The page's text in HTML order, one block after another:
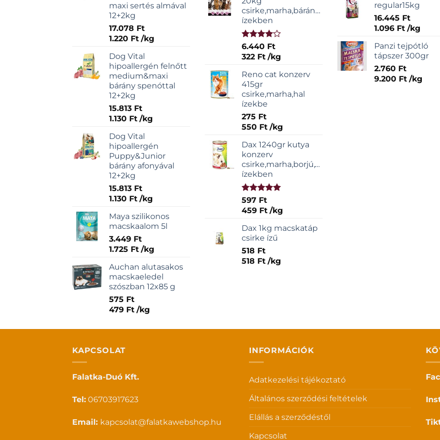
maxi sertés almával
12+2kg
17.078 Ft
1.220 Ft /kg
Dog Vital
hipoallergén felnőtt
medium&maxi
bárány spenóttal
12+2kg
15.813 Ft
1.130 Ft /kg
Dog Vital
hipoallergén
Puppy&Junior
bárány afonyával
12+2kg
15.813 Ft
1.130 Ft /kg
Maya szilikonos
macskaalom 5l
3.449 Ft
1.725 Ft /kg
Auchan alutasakos
macskaeledel
szószban 12x85 g
575 Ft
479 Ft /kg
csirke,marha,bárány,sonka
ízekben
Értékelés:
4.00 / 5
6.440 Ft
322 Ft /kg
Reno cat konzerv
415gr
csirke,marha,hal
ízekbe
275 Ft
550 Ft /kg
Dax 1240gr kutya
konzerv
csirke,marha,borjú,vadas
ízekben
Értékelés:
5.00/ 5
597 Ft
459 Ft /kg
Dax 1kg macskatáp
csirke ízű
518 Ft
518 Ft /kg
regular15kg
16.445 Ft
1.096 Ft /kg
Panzi tejpótló
tápszer 300gr
2.760 Ft
9.200 Ft /kg
KAPCSOLAT
Falatka-Duó Kft.
Tel: 06703917623
Email: kapcsolat@falatkawebshop.hu
INFORMÁCIÓK
Adatkezelési tájékoztató
Általános szerződési feltételek
Elállás a szerződéstől
Kapcsolat